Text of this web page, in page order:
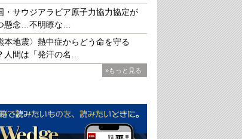
・サウジアラビア原子力協力協定が
懸念…不明瞭な…
本地震〉熱中症からどう命を守る
人間は「発汗の名…
»もっと見る